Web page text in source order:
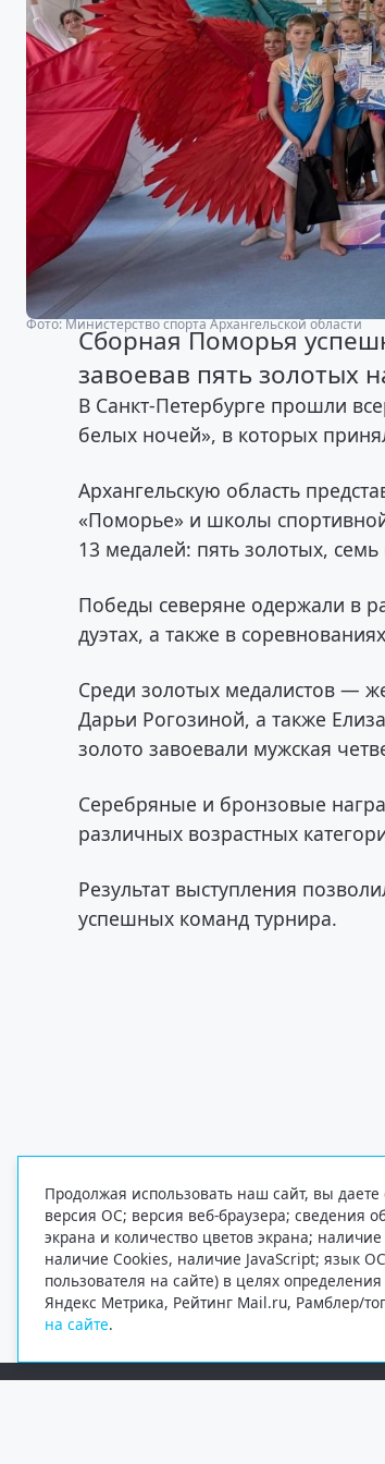
Фото: Министерство спорта Архангельской области
Сборная Поморья
завоевав пять золотых
В Санкт-Петербурге прошли
белых ночей», в которых
Архангельскую область
«Поморье» и школы
13 медалей: пять золотых,
Победы северяне одержали в
дуэтах, а также в
Среди золотых медалистов —
Дарьи Рогозиной, а также
золото завоевали мужская
Серебряные и бронзовые
различных возрастных
Результат выступления
успешных команд турнира.
Продолжая использовать наш сайт, вы даете
версия ОС; версия веб-браузера; сведения
экрана и количество цветов экрана;
наличие Cookies, наличие JavaScript; язык
пользователя на сайте) в целях
Яндекс Метрика, Рейтинг Mail.ru, Рамблер/
на сайте.